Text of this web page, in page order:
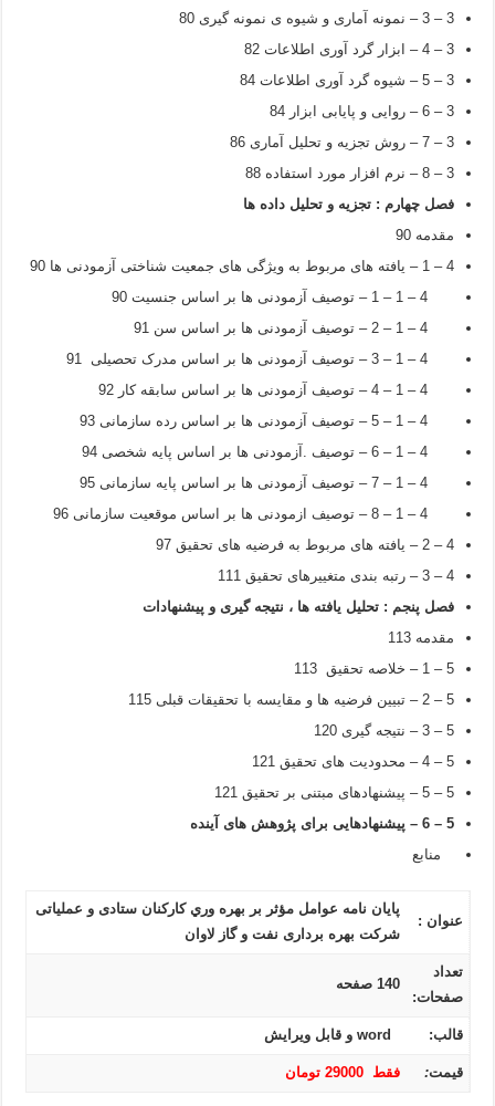
3 – 3 – نمونه آماری و شیوه ی نمونه گیری 80
3 – 4 – ابزار گرد آوری اطلاعات 82
3 – 5 – شیوه گرد آوری اطلاعات 84
3 – 6 – روایی و پایابی ابزار 84
3 – 7 – روش تجزیه و تحلیل آماری 86
3 – 8 – نرم افزار مورد استفاده 88
فصل چهارم : تجزیه و تحلیل داده ها
مقدمه 90
4 – 1 – یافته های مربوط به ویژگی های جمعیت شناختی آزمودنی ها 90
4 – 1 – 1 – توصیف آزمودنی ها بر اساس جنسیت 90
4 – 1 – 2 – توصیف آزمودنی ها بر اساس سن 91
4 – 1 – 3 – توصیف آزمودنی ها بر اساس مدرک تحصیلی 91
4 – 1 – 4 – توصیف آزمودنی ها بر اساس سابقه کار 92
4 – 1 – 5 – توصیف آزمودنی ها بر اساس رده سازمانی 93
4 – 1 – 6 – توصیف .آزمودنی ها بر اساس پایه شخصی 94
4 – 1 – 7 – توصیف آزمودنی ها بر اساس پایه سازمانی 95
4 – 1 – 8 – توصیف ازمودنی ها بر اساس موقعیت سازمانی 96
4 – 2 – یافته های مربوط به فرضیه های تحقیق 97
4 – 3 – رتبه بندی متغییرهای تحقیق 111
فصل پنجم : تحلیل یافته ها ، نتیجه گیری و پیشنهادات
مقدمه 113
5 – 1 – خلاصه تحقیق 113
5 – 2 – تبیین فرضیه ها و مقایسه با تحقیقات قبلی 115
5 – 3 – نتیجه گیری 120
5 – 4 – محدودیت های تحقیق 121
5 – 5 – پیشنهادهای مبتنی بر تحقیق 121
5 – 6 – پیشنهادهایی برای پژوهش های آینده
منابع
عنوان :
پایان نامه عوامل مؤثر بر بهره وري کارکنان ستادی و عملیاتی
شرکت بهره برداری نفت و گاز لاوان
تعداد
صفحات:
140 صفحه
قالب:
قیمت: فقط 29000 تومان